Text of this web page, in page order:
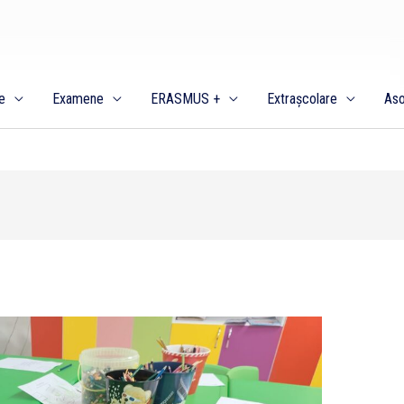
Examene ERASMUS + Extrașcolare